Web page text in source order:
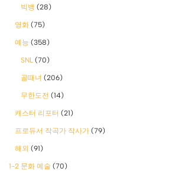
빅뱅 (28)
영화 (75)
예능 (358)
SNL (70)
골때녀 (206)
무한도전 (14)
캐스터 리포터 (21)
프로듀서 작곡가 작사가 (79)
해외 (91)
1-2 문화 예술 (70)